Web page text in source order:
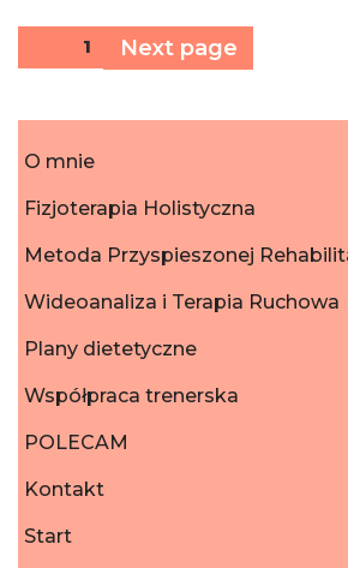
Stronicowanie
1 Next page
O mnie
Fizjoterapia Holistyczna
Metoda Przyspieszonej
Wideoanaliza i Terapia Ruchowa
Plany dietetyczne
Współpraca trenerska
POLECAM
Kontakt
Start